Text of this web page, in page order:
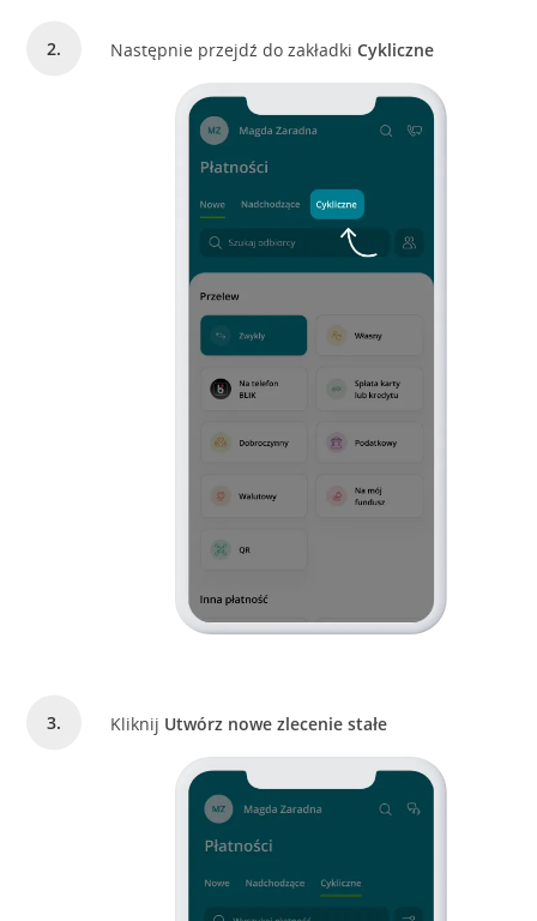
Następnie przejdź do zakładkiCykliczne
Kliknij Utwórz nowe zlecenie stałe